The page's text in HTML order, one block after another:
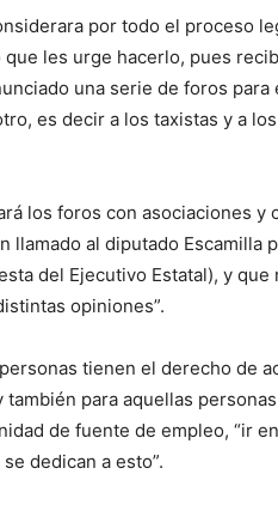
por todo el proceso
que les urge hacerlo, pues
una serie de foros para
es decir a los taxistas y a
los foros con asociaciones y
llamado al diputado Escamilla
del Ejecutivo Estatal), y
opiniones”.
tienen el derecho de
para aquellas
de fuente de empleo, “ir
dedican a esto”.